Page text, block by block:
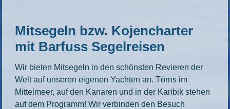
Mitsegeln bzw. Kojencharter
mit Barfuss Segelreisen
Wir bieten Mitsegeln in den schönsten Revieren der
Welt auf unseren eigenen Yachten an. Törns im
Mittelmeer, auf den Kanaren und in der Karibik stehen
auf dem Programm! Wir verbinden den Besuch